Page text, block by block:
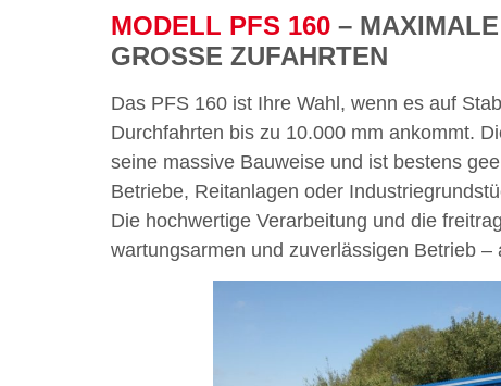
MODELL PFS 160 –
GROSSE ZUFAHRTEN
Das PFS 160 ist Ihre Wahl, wenn es auf
Durchfahrten bis zu 10.000 mm ankommt.
seine massive Bauweise und ist bestens
Betriebe, Reitanlagen oder
Die hochwertige Verarbeitung und die
wartungsarmen und zuverlässigen Betrieb